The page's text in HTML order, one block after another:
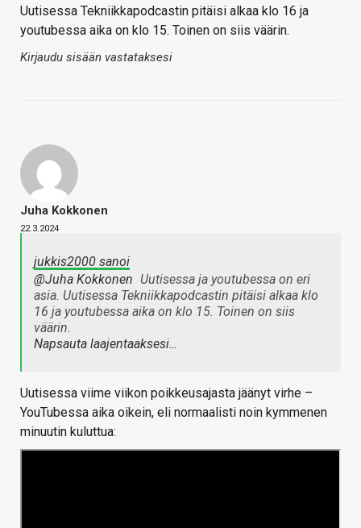
Uutisessa Tekniikkapodcastin pitäisi alkaa klo 16 ja
youtubessa aika on klo 15. Toinen on siis väärin.
Kirjaudu sisään vastataksesi
Juha Kokkonen
22.3.2024
jukkis2000 sanoi
@Juha Kokkonen Uutisessa ja youtubessa on eri
asia. Uutisessa Tekniikkapodcastin pitäisi alkaa klo
16 ja youtubessa aika on klo 15. Toinen on siis
väärin.
Napsauta laajentaaksesi…
Uutisessa viime viikon poikkeusajasta jäänyt virhe –
YouTubessa aika oikein, eli normaalisti noin kymmenen
minuutin kuluttua: